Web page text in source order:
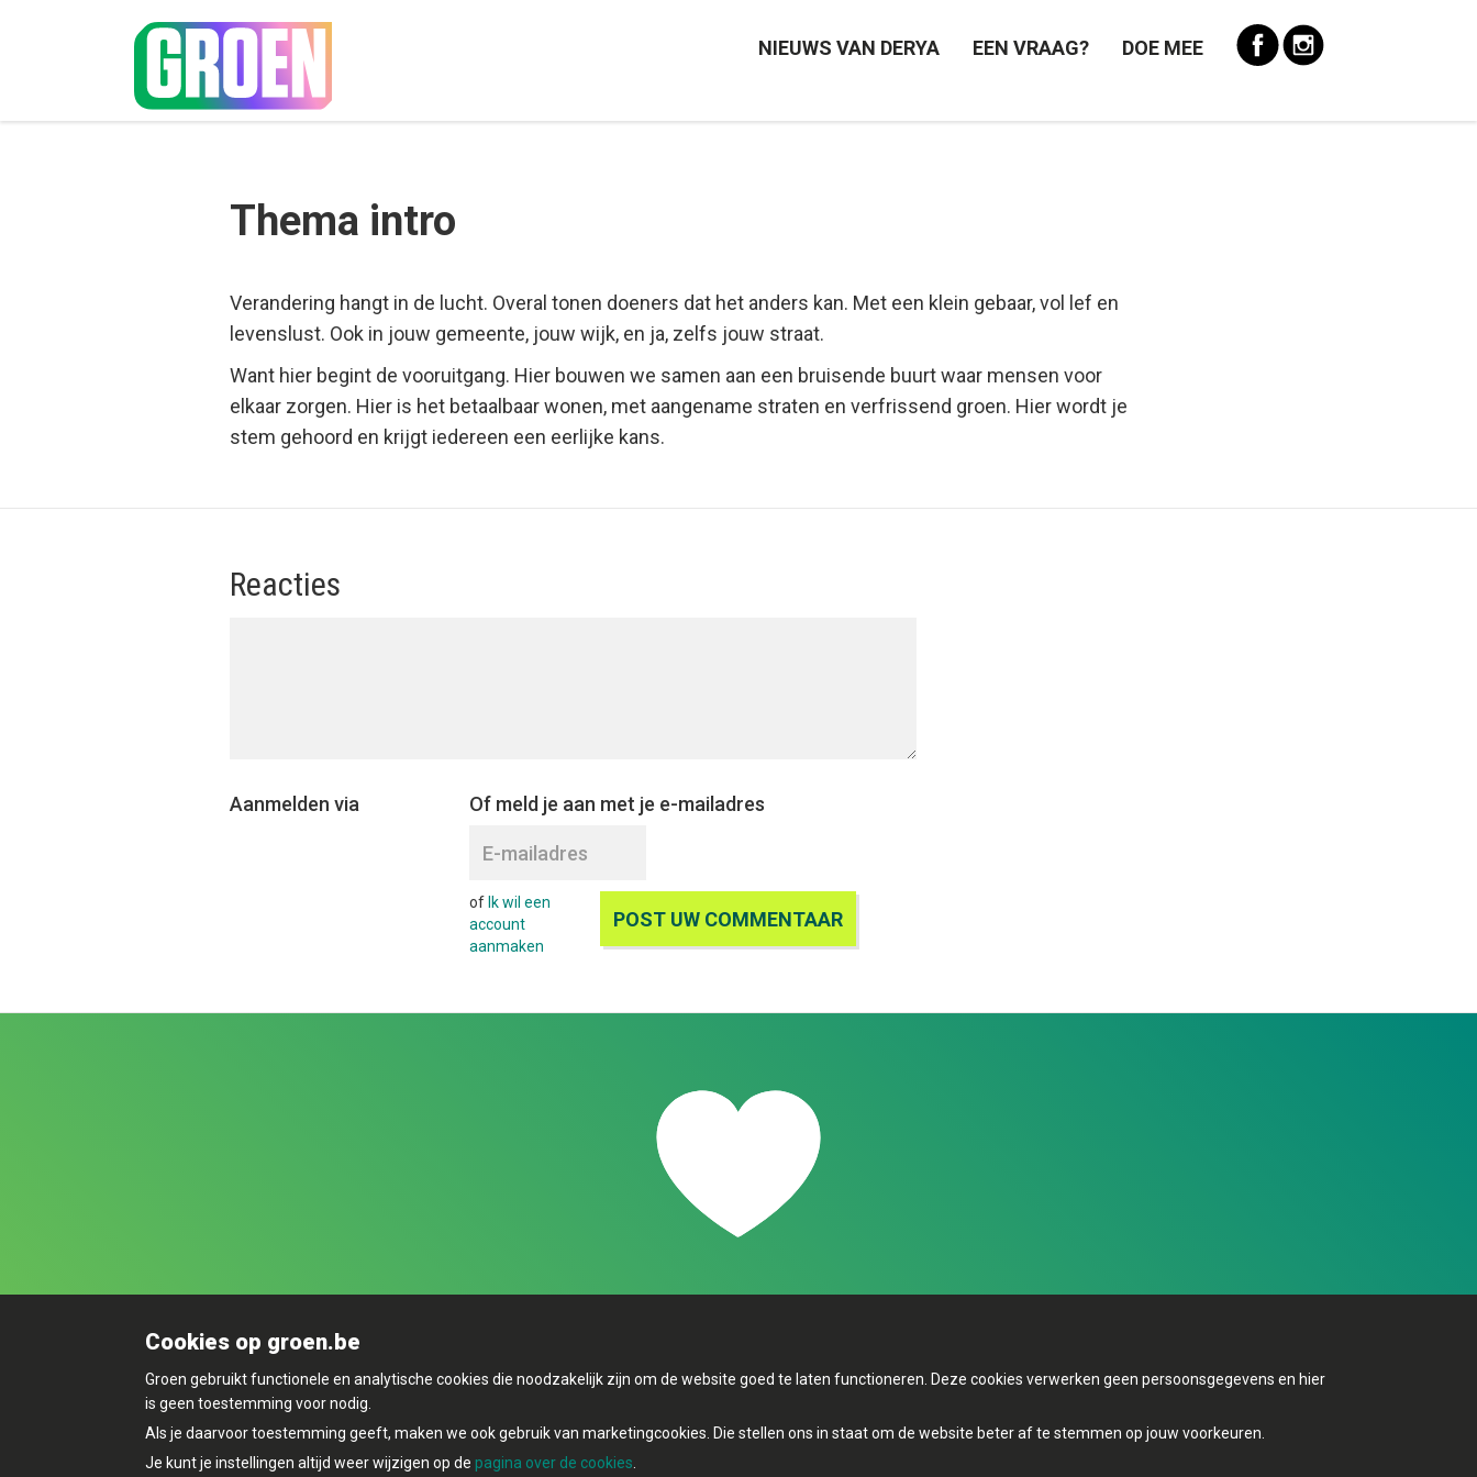
NIEUWS VAN DERYA EEN VRAAG? DOE MEE
Thema intro
Verandering hangt in de lucht. Overal tonen doeners dat het anders kan. Met een klein gebaar, vol lef en
levenslust. Ook in jouw gemeente, jouw wijk, en ja, zelfs jouw straat.
Want hier begint de vooruitgang. Hier bouwen we samen aan een bruisende buurt waar mensen voor
elkaar zorgen. Hier is het betaalbaar wonen, met aangename straten en verfrissend groen. Hier wordt je
stem gehoord en krijgt iedereen een eerlijke kans.
Reacties
Aanmelden via Of meld je aan met je e-mailadres
of Ik wil een
account
aanmaken
Cookies op groen.be
Groen gebruikt functionele en analytische cookies die noodzakelijk zijn om de website goed te laten functioneren. Deze cookies verwerken geen persoonsgegevens en hier
is geen toestemming voor nodig.
Als je daarvoor toestemming geeft, maken we ook gebruik van marketingcookies. Die stellen ons in staat om de website beter af te stemmen op jouw voorkeuren.
Je kunt je instellingen altijd weer wijzigen op de pagina over de cookies